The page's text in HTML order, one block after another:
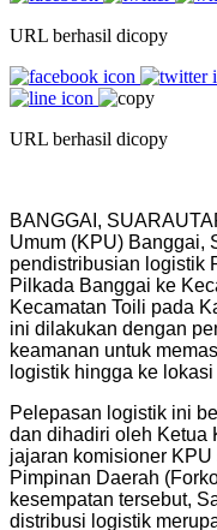
URL berhasil dicopy
URL berhasil dicopy
BANGGAI,
Umum (KPU) Banggai,
pendistribusian logistik
Pilkada Banggai ke
Kecamatan Toili pada
ini dilakukan dengan
keamanan untuk
logistik hingga ke
Pelepasan logistik ini
dan dihadiri oleh Ketua
jajaran komisioner
Pimpinan Daerah
kesempatan tersebut,
distribusi logistik